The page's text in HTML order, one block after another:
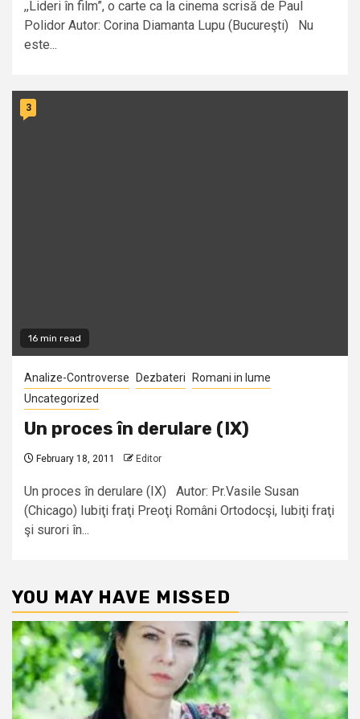
,,Lideri în film”, o carte ca la cinema scrisă de Paul
Polidor Autor: Corina Diamanta Lupu (Bucureşti) Nu
este...
16 min read
3
Analize-Controverse Dezbateri
Romani in lume
Uncategorized
Un proces în derulare (IX)
February 18, 2011 Editor
Un proces în derulare (IX) Autor: Pr.Vasile Susan
(Chicago) Iubiţi fraţi Preoţi Români Ortodocşi, Iubiţi fraţi
şi surori în...
YOU MAY HAVE MISSED